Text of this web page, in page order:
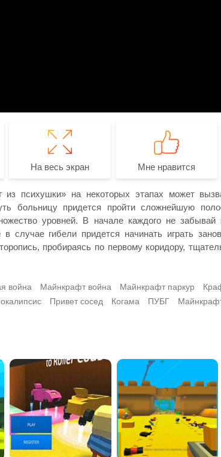
На весь экран Мне нравится
из психушки» на некоторых этапах может
больницу придется пройти сложнейшую
уровней. В начале каждого не
случае гибели придется начинать играть
пробираясь по первому коридору,
война Майнкрафт война Майнкрафт паркур
Привет сосед Когама ПУБГ